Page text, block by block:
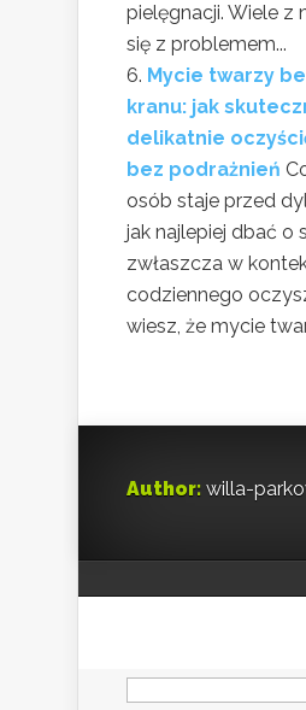
pielęgnacji. Wiele z
się z problemem...
Mycie twarzy
kranu: jak
delikatnie
bez podrażnień
osób staje przed
jak najlepiej dbać o
zwłaszcza w
codziennego
wiesz, że mycie
Author: willa-
Szukaj: